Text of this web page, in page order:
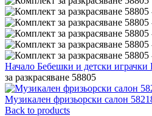
Начало Бебешки и детски играчки
за разкрасяване 58805
Музикален фризьорски салон
Back to products